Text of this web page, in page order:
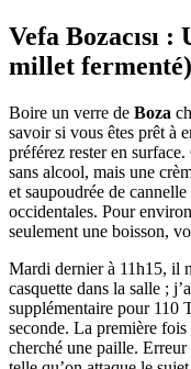
Vefa Bozacısı
millet fermenté)
Boire un verre de Boza
savoir si vous êtes prêt à
préférez rester en
sans alcool, mais une
et saupoudrée de
occidentales. Pour environ
seulement une boisson,
Mardi dernier à 11h15, il
casquette dans la salle ;
supplémentaire pour 110
seconde. La première
cherché une paille.